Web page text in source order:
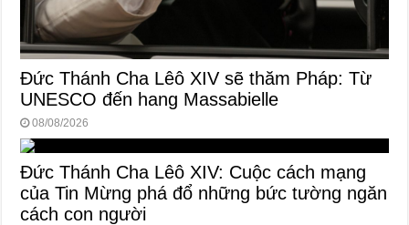
Đức Thánh Cha Lêô XIV sẽ thăm Pháp: Từ
UNESCO đến hang Massabielle
08/08/2026
Đức Thánh Cha Lêô XIV: Cuộc cách mạng
của Tin Mừng phá đổ những bức tường ngăn
cách con người